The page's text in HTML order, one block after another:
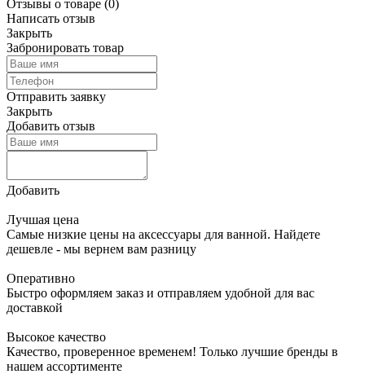
Отзывы о товаре (0)
Написать отзыв
Закрыть
Забронировать товар
Отправить заявку
Закрыть
Добавить отзыв
Добавить
Лучшая цена
Самые низкие цены на аксессуары для ванной. Найдете
дешевле - мы вернем вам разницу
Оперативно
Быстро оформляем заказ и отправляем удобной для вас
доставкой
Высокое качество
Качество, проверенное временем! Только лучшие бренды в
нашем ассортименте